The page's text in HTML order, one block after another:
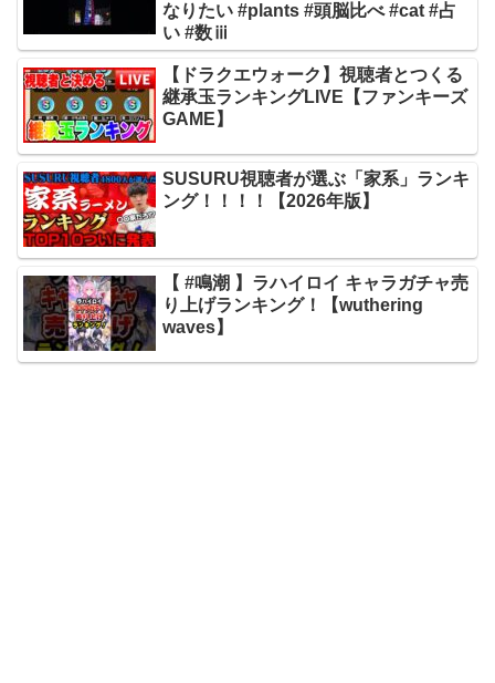
なりたい #plants #頭脳比べ #cat #占
い #数ⅲ
【ドラクエウォーク】視聴者とつくる
継承玉ランキングLIVE【ファンキーズ
GAME】
SUSURU視聴者が選ぶ「家系」ランキ
ング！！！！【2026年版】
【 #鳴潮 】ラハイロイ キャラガチャ売
り上げランキング！【wuthering
waves】